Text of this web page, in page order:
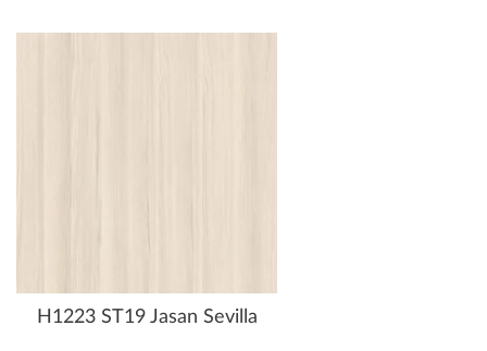
H1223 ST19 Jasan Sevilla